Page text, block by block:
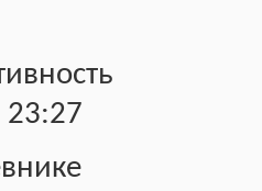
23:27